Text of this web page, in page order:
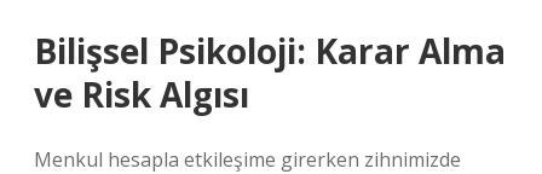
Bilişsel Psikoloji: Karar Alma
ve Risk Algısı
Menkul hesapla etkileşime girerken zihnimizde